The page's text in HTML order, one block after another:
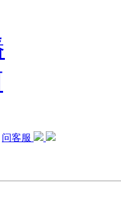
问客服